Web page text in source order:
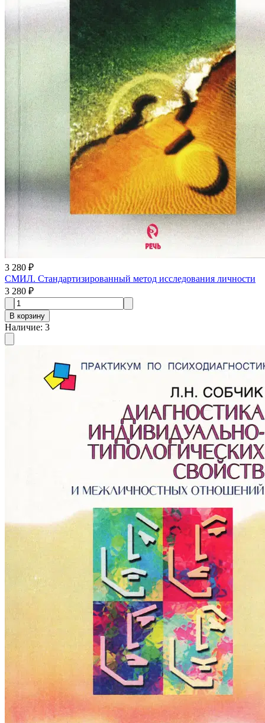
3 280 ₽
СМИЛ. Стандартизированный метод исследования личности
3 280 ₽
В корзину
Наличие: 3